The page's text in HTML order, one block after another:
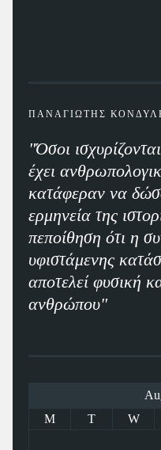
ΠΑΝΑΓΙΩΤΗΣ
"Όσοι
έχει
κατάφεραν να
ερμηνεία της
πεποίθηση ότι η
υφιστάμενης
αποτελεί φυσική
ανθρώπου"
M
T W